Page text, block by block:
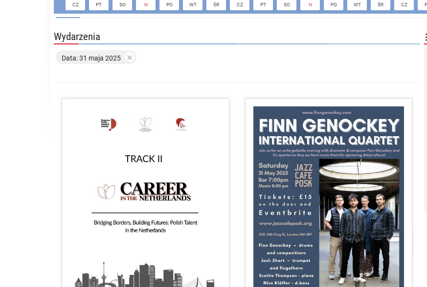
CZ PT SO N PO WT ŚR CZ PT SO N PO WT ŚR CZ
Wydarzenia

Plakaty

Mapa
local_play
Konkursy
Data: 31 maja 2025 